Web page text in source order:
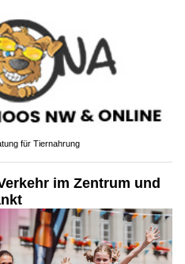
für Tiernahrung
im Zentrum und